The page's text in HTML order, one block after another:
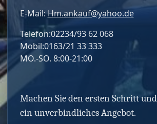
E-Mail:Hm.ankauf@yahoo.de
Telefon:02234/93 62 068
Mobil:0163/21 33 333
MO.-SO. 8:00-21:00
Machen Sie den ersten Schritt
ein unverbindliches Angebot.